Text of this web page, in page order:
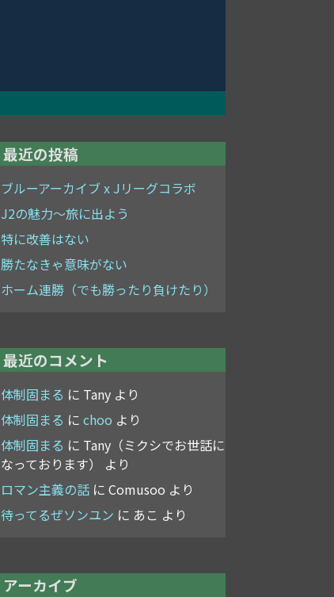
最近の投稿
ブルーアーカイブ x Jリーグコラボ
J2の魅力～旅に出よう
特に改善はない
勝たなきゃ意味がない
ホーム連勝（でも勝ったり負けたり）
最近のコメント
体制固まる に Tany より
体制固まる に choo より
体制固まる に Tany（ミクシでお世話に
なっております）
より
ロマン主義の話 に Comusoo より
待ってるぜソンユン に あこ より
アーカイブ